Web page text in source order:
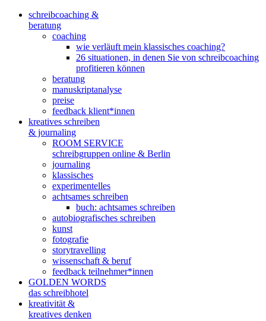
schreibcoaching &
beratung
coaching
wie verläuft mein klassisches coaching?
26 situationen, in denen Sie von schreibcoaching
profitieren können
beratung
manuskriptanalyse
preise
feedback klient*innen
kreatives schreiben
& journaling
ROOM SERVICE
schreibgruppen online & Berlin
journaling
klassisches
experimentelles
achtsames schreiben
buch: achtsames schreiben
autobiografisches schreiben
kunst
fotografie
storytravelling
wissenschaft & beruf
feedback teilnehmer*innen
GOLDEN WORDS
das schreibhotel
kreativität &
kreatives denken